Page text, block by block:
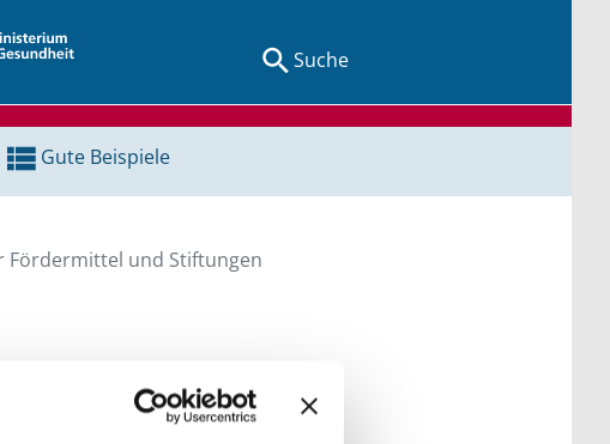
Suche
Gute Beispiele
Fördermittel und Stiftungen
können Sie direkt über